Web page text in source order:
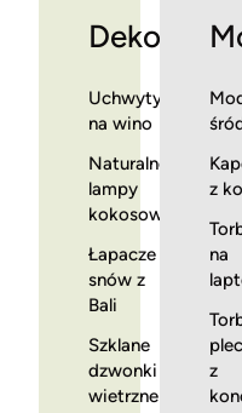
Dekoracje
Uchwyty
na wino
Naturalne
lampy
kokosowe
Łapacze
snów z
Bali
Szklane
dzwonki
wietrzne
z
na
z